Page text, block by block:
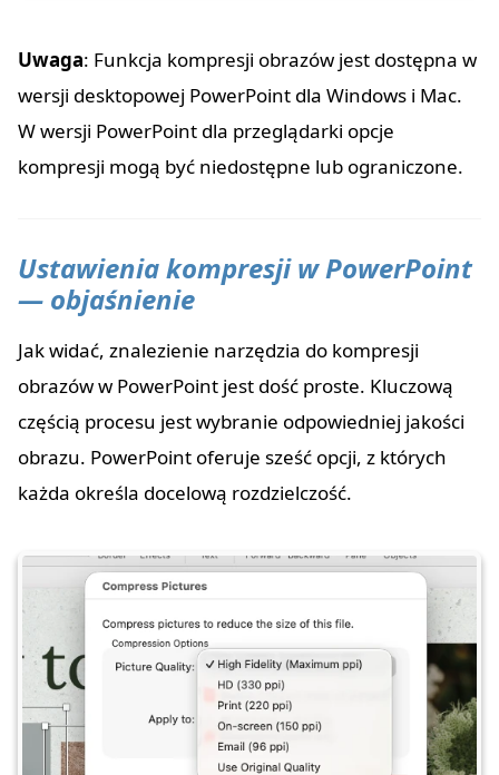
Uwaga: Funkcja kompresji obrazów jest dostępna w
wersji desktopowej PowerPoint dla Windows i Mac.
W wersji PowerPoint dla przeglądarki opcje
kompresji mogą być niedostępne lub ograniczone.
Ustawienia kompresji w PowerPoint
— objaśnienie
Jak widać, znalezienie narzędzia do kompresji
obrazów w PowerPoint jest dość proste. Kluczową
częścią procesu jest wybranie odpowiedniej jakości
obrazu. PowerPoint oferuje sześć opcji, z których
każda określa docelową rozdzielczość.